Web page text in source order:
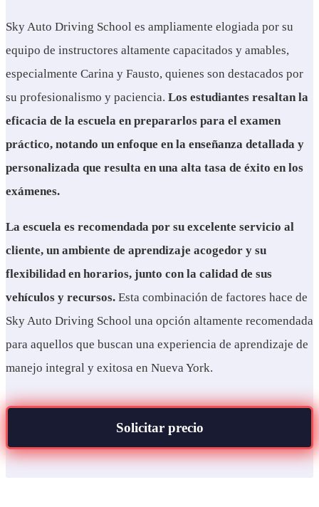
Sky Auto Driving School es ampliamente elogiada por su
equipo de instructores altamente capacitados y amables,
especialmente Carina y Fausto, quienes son destacados por
su profesionalismo y paciencia. Los estudiantes resaltan la
eficacia de la escuela en prepararlos para el examen
práctico, notando un enfoque en la enseñanza detallada y
personalizada que resulta en una alta tasa de éxito en los
exámenes.
La escuela es recomendada por su excelente servicio al
cliente, un ambiente de aprendizaje acogedor y su
flexibilidad en horarios, junto con la calidad de sus
vehículos y recursos. Esta combinación de factores hace de
Sky Auto Driving School una opción altamente recomendada
para aquellos que buscan una experiencia de aprendizaje de
manejo integral y exitosa en Nueva York.
Solicitar precio